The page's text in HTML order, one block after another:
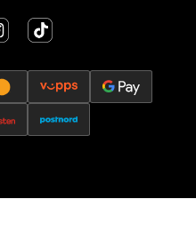
Velg
Senter Strømmen